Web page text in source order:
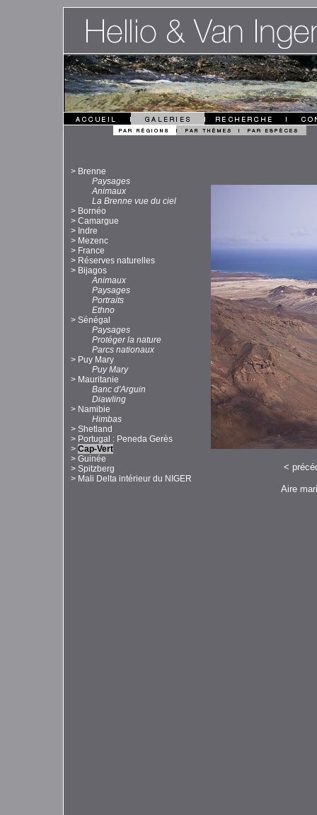
> Brenne
Paysages
Animaux
La Brenne vue du ciel
> Bornéo
> Camargue
> Indre
> Mezenc
> France
> Réserves naturelles
> Bijagos
Animaux
Paysages
Portraits
Ethno
> Sénégal
Paysages
Protéger la nature
Parcs nationaux
> Puy Mary
Puy Mary
> Mauritanie
Banc d'Arguin
Diawling
> Namibie
Himbas
> Shetland
> Portugal : Peneda Gerès
> Cap-Vert
> Guinée
> Spitzberg
> Mali Delta intérieur du NIGER
<
Aire